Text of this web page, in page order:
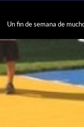
Un fin de semana de